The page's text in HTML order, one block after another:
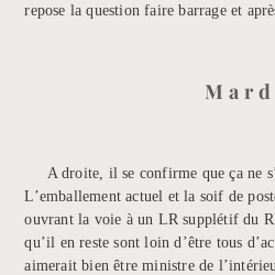
repose la question faire barrage et
A droite, il se confirme que ça ne
L’emballement actuel et la soif de
ouvrant la voie à un LR supplétif du
qu’il en reste sont loin d’être tous
aimerait bien être ministre de